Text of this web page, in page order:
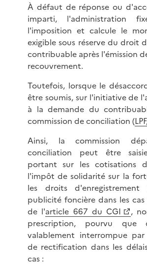
À défaut de réponse ou
imparti, l'administration
l'imposition et calcule le
exigible sous réserve du droit
contribuable après l'émission
recouvrement.
Toutefois, lorsque le
être soumis, sur l'initiative de
à la demande du
commission de conciliation (
Ainsi, la commission
conciliation peut être
portant sur les cotisations
l'impôt de solidarité sur la
les droits
publicité foncière dans les
de l'article 667 du CGI
,
prescription, pourvu
valablement interrompue
de rectification dans les
cas :